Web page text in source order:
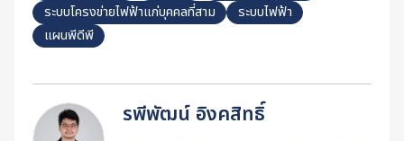
ระบบโครงข่ายไฟฟ้าแก่บุคคลที่สาม
ระบบไฟฟ้า
แผนพีดีพี
รพีพัฒน์ อิงคสิทธิ์